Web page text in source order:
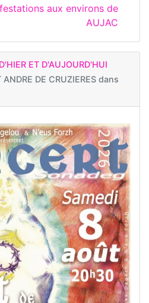
aux environs de
AUJAC
ET D'AUJOURD'HUI
ANDRE DE CRUZIERES dans